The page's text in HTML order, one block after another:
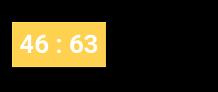
46 : 63